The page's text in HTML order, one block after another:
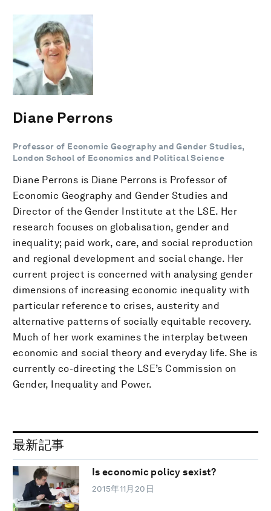
Diane Perrons
Professor of Economic Geography and Gender Studies,
London School of Economics and Political Science
Diane Perrons is Diane Perrons is Professor of
Economic Geography and Gender Studies and
Director of the Gender Institute at the LSE. Her
research focuses on globalisation, gender and
inequality; paid work, care, and social reproduction
and regional development and social change. Her
current project is concerned with analysing gender
dimensions of increasing economic inequality with
particular reference to crises, austerity and
alternative patterns of socially equitable recovery.
Much of her work examines the interplay between
economic and social theory and everyday life. She is
currently co-directing the LSE’s Commission on
Gender, Inequality and Power.
最新記事
Is economic policy sexist?
2015年11月20日